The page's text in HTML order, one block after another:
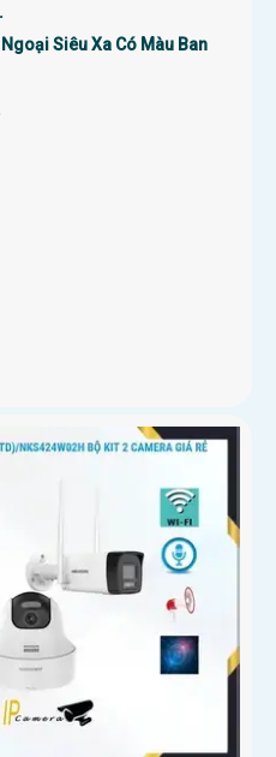
Siêu Xa Có Màu Ban